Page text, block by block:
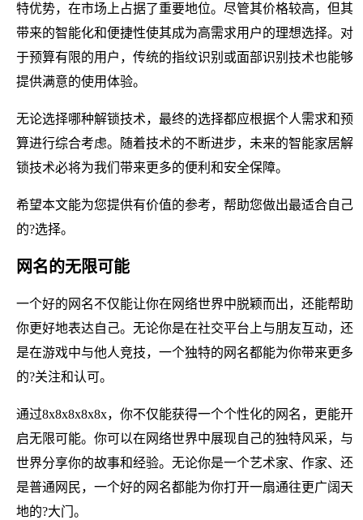
特优势，在市场上占据了重要地位。尽管其价格较高，但其
带来的智能化和便捷性使其成为高需求用户的理想选择。对
于预算有限的用户，传统的指纹识别或面部识别技术也能够
提供满意的使用体验。
无论选择哪种解锁技术，最终的选择都应根据个人需求和预
算进行综合考虑。随着技术的不断进步，未来的智能家居解
锁技术必将为我们带来更多的便利和安全保障。
希望本文能为您提供有价值的参考，帮助您做出最适合自己
的?选择。
网名的无限可能
一个好的网名不仅能让你在网络世界中脱颖而出，还能帮助
你更好地表达自己。无论你是在社交平台上与朋友互动，还
是在游戏中与他人竞技，一个独特的网名都能为你带来更多
的?关注和认可。
通过8x8x8x8x8x，你不仅能获得一个个性化的网名，更能开
启无限可能。你可以在网络世界中展现自己的独特风采，与
世界分享你的故事和经验。无论你是一个艺术家、作家、还
是普通网民，一个好的网名都能为你打开一扇通往更广阔天
地的?大门。